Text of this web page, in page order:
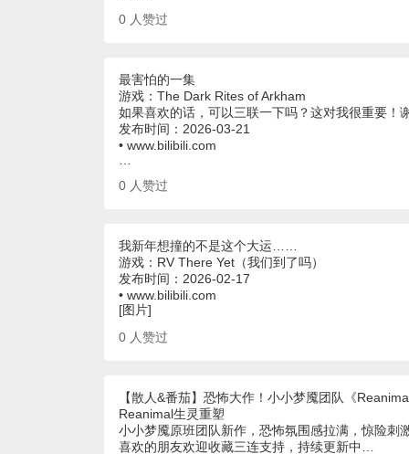
0 人赞过
最害怕的一集
游戏：The Dark Rites of Arkham
如果喜欢的话，可以三联一下吗？这对我很重要！
发布时间：2026-03-21
• www.bilibili.com
0 人赞过
我新年想撞的不是这个大运……
游戏：RV There Yet（我们到了吗）
发布时间：2026-02-17
• www.bilibili.com
[图片]
0 人赞过
【散人&番茄】恐怖大作！小小梦魇团队《
Reanimal生灵重塑
小小梦魇原班团队新作，恐怖氛围感拉满，惊险刺
喜欢的朋友欢迎收藏三连支持，持续更新中…